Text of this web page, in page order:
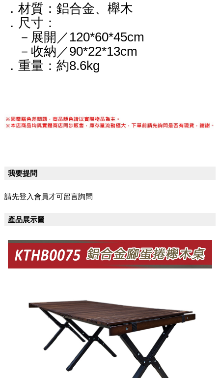
．材質：鋁合金、櫸木
．尺寸：
－展開／120*60*45cm
－收納／90*22*13cm
．重量：約8.6kg
我要提問
請先登入會員才可留言詢問
產品展示圖